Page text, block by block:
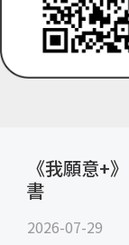
《我願意+
書
2026-07-29